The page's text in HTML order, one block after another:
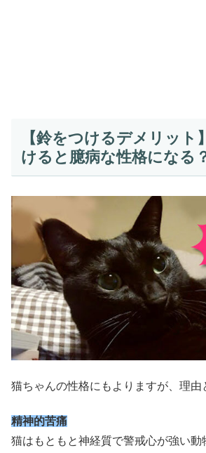
【鈴をつけるデメリット
けると臆病な性格になる
猫ちゃんの性格にもよりますが、理
精神的苦痛
猫はもともと神経質で警戒心が強い動